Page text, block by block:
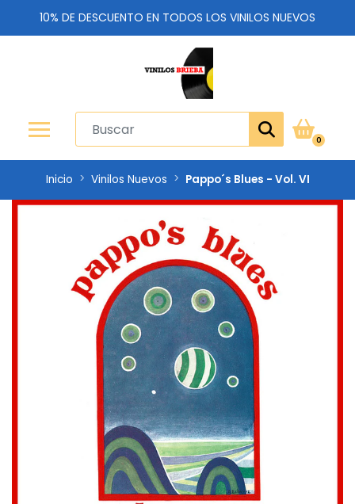
10% DE DESCUENTO EN TODOS LOS VINILOS NUEVOS
0
Inicio Vinilos Nuevos Pappo´s Blues - Vol. VI